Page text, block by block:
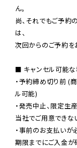
ん。
尚、それでもご予約
は、
次回からのご予約を
■ キャンセル可能な
・予約締め切り前 (
ル可能)
・発売中止、限定
当社でご用意できな
・事前のお支払いが
期限までにご入金が